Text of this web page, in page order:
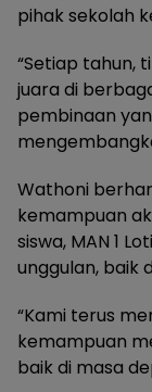
pihak sekolah
“Setiap tahun,
juara di
pembinaan
Wathoni
kemampuan
siswa, MAN 1
unggulan, baik
“Kami terus
kemampuan
baik di masa